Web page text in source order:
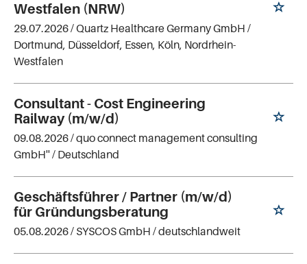
Westfalen (NRW)
29.07.2026 /Quartz Healthcare Germany GmbH /
Dortmund, Düsseldorf, Essen, Köln, Nordrhein-
Westfalen
Consultant - Cost Engineering
Railway (m/w/d)
09.08.2026 /quo connect management consulting
GmbH'' / Deutschland
Geschäftsführer / Partner (m/w/d)
für Gründungsberatung
05.08.2026 / SYSCOS GmbH / deutschlandweit